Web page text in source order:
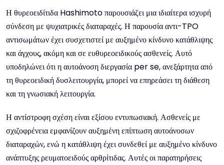
Η θυρεοειδίτιδα Hashimoto παρουσιάζει μια ιδιαίτερα ισχυρή
σύνδεση με ψυχιατρικές διαταραχές. Η παρουσία αντι-TPO
αντισωμάτων έχει συσχετιστεί με αυξημένο κίνδυνο κατάθλιψης
και άγχους, ακόμη και σε ευθυρεοειδικούς ασθενείς. Αυτό
υποδηλώνει ότι η αυτοάνοση διεργασία per se, ανεξάρτητα από
τη θυρεοειδική δυσλειτουργία, μπορεί να επηρεάσει τη διάθεση
και τη γνωσιακή λειτουργία.
Η αντίστροφη σχέση είναι εξίσου εντυπωσιακή. Ασθενείς με
σχιζοφρένεια εμφανίζουν αυξημένη επίπτωση αυτοάνοσων
διαταραχών, ενώ η κατάθλιψη έχει συνδεθεί με αυξημένο κίνδυνο
ανάπτυξης ρευματοειδούς αρθρίτιδας. Αυτές οι παρατηρήσεις